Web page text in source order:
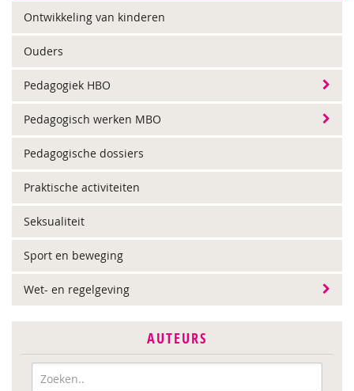
Ontwikkeling van kinderen
Ouders
Pedagogiek HBO
Pedagogisch werken MBO
Pedagogische dossiers
Praktische activiteiten
Seksualiteit
Sport en beweging
Wet- en regelgeving
AUTEURS